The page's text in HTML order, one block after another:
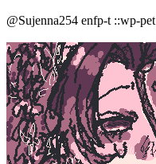
@Sujenna254 enfp-t ::wp-